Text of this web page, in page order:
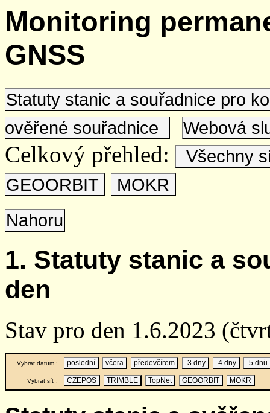
Monitoring
GNSS
Statuty stanic a souřadnice pro
ověřené souřadnice
Webová
Celkový přehled:
Všechny
GEOORBIT
MOKR
Nahoru
1. Statuty stanic a
den
Stav pro den 1.6.2023
Vybrat datum : poslední včera předevčírem -3 dny -4 dny -5 dnů
Vybrat síť : CZEPOS TRIMBLE TopNet GEOORBIT MOKR